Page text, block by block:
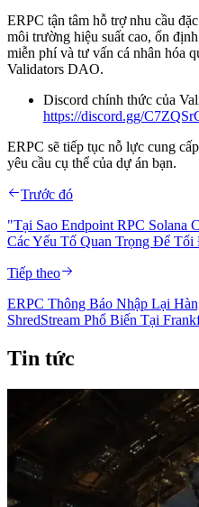
ERPC tận tâm hỗ trợ nhu cầu
môi trường hiệu suất cao, ổn
miễn phí và tư vấn cá nhân hóa
Validators DAO.
Discord chính thức của
https://discord.gg/
ERPC sẽ tiếp tục nỗ lực cung
yêu cầu cụ thể của dự án bạn.
Trước đó
"Tại Sao Endpoint RPC Solana
Các Yếu Tố Quan Trọng Để Tối
Tiếp theo
ERPC Thông Báo Nhập Lại
ShredStream Phổ Biến Tại
Tin tức